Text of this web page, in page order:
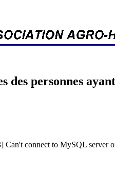
des personnes
connect to MySQL server